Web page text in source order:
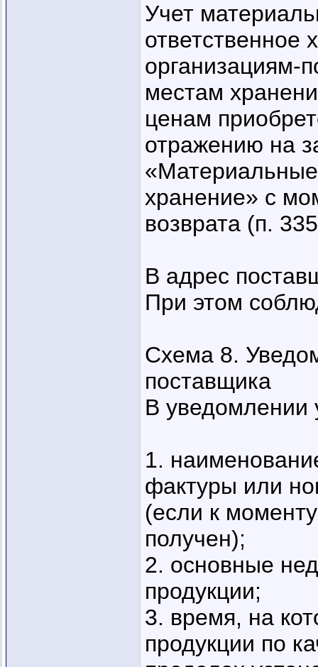
Учет
ответственное
организациям-
местам
ценам
отражению на
хранение» с
возврата (п.
В адрес
При этом
Схема 8.
поставщика
В уведомлении
1.
фактуры или
(если к
получен);
2. основные
продукции;
3. время, на
продукции по